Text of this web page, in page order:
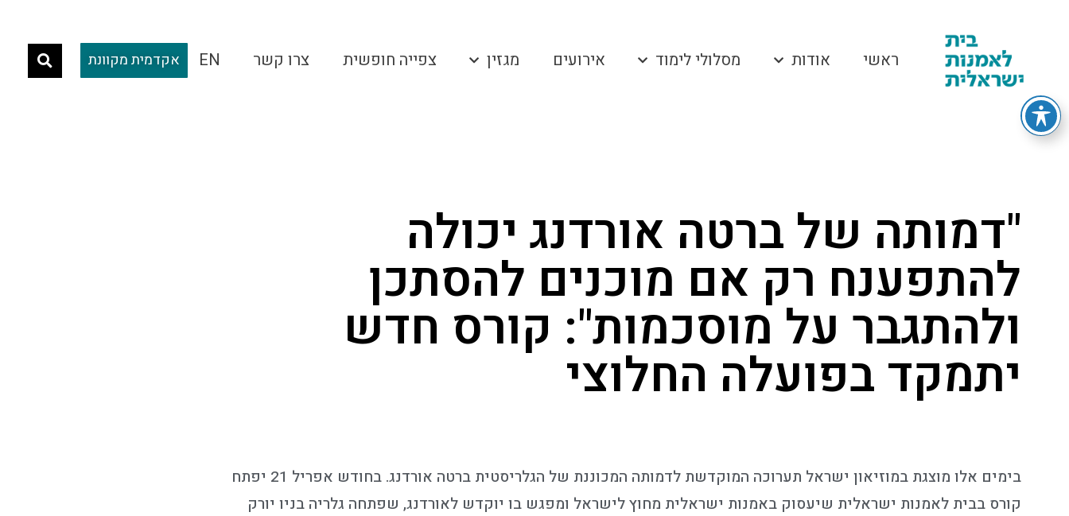
ראשי אודות מסלולי לימוד אירועים מגזין צפייה חופשית צרו קשר EN אקדמית מקוונת
"דמותה של ברטה אורדנג יכולה
להתפענח רק אם מוכנים להסתכן
ולהתגבר על מוסכמות": קורס חדש
יתמקד בפועלה החלוצי
בימים אלו מוצגת במוזיאון ישראל תערוכה המוקדשת לדמותה המכוננת של הגלריסטית ברטה אורדנג. בחודש אפריל 21 יפתח
קורס בבית לאמנות ישראלית שיעסוק באמנות ישראלית מחוץ לישראל ומפגש בו יוקדש לאורדנג, שפתחה גלריה בניו יורק